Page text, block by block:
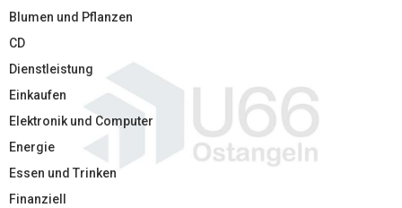
Blumen und Pflanzen
CD
Dienstleistung
Einkaufen
Elektronik und Computer
Energie
Essen und Trinken
Finanziell